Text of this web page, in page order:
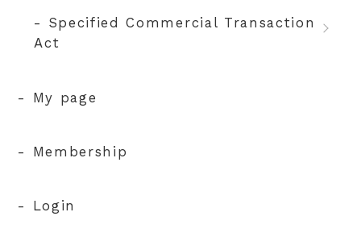
- Specified Commercial Transaction
Act
- My page
- Membership
- Login